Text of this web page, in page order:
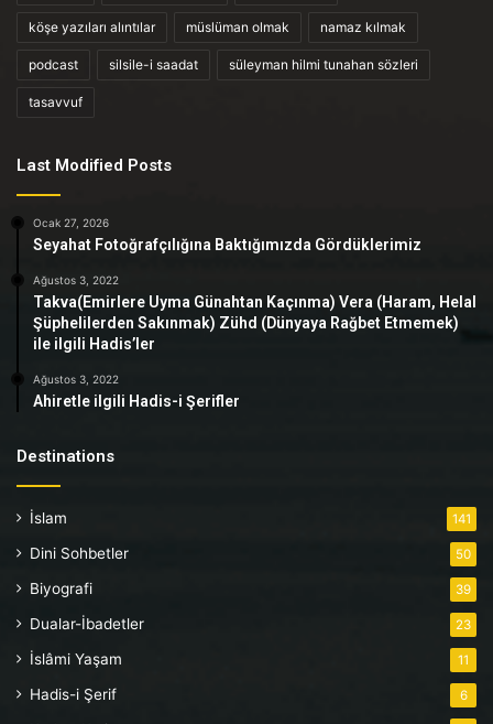
köşe yazıları alıntılar müslüman olmak namaz kılmak
podcast silsile-i saadat süleyman hilmi tunahan sözleri
tasavvuf
Last Modified Posts
Ocak 27, 2026
Seyahat Fotoğrafçılığına Baktığımızda Gördüklerimiz
Ağustos 3, 2022
Takva(Emirlere Uyma Günahtan Kaçınma) Vera (Haram, Helal
Şüphelilerden Sakınmak) Zühd (Dünyaya Rağbet Etmemek)
ile ilgili Hadis’ler
Ağustos 3, 2022
Ahiretle ilgili Hadis-i Şerifler
Destinations
İslam 141
Dini Sohbetler 50
Biyografi 39
Dualar-İbadetler 23
İslâmi Yaşam 11
Hadis-i Şerif 6